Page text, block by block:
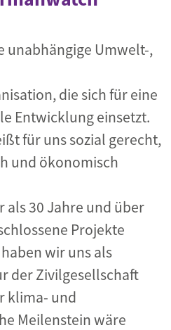
unabhängige Umwelt-,
die sich für eine
Entwicklung einsetzt.
für uns sozial gerecht,
und ökonomisch
als 30 Jahre und über
Projekte
wir uns als
der Zivilgesellschaft
klima- und
Meilenstein wäre